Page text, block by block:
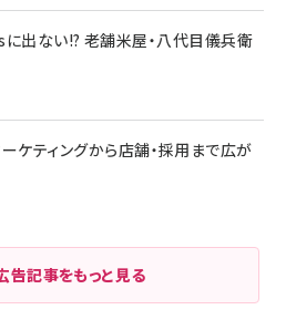
出ない!? 老舗米屋・八代目儀兵衛
ーケティングから店舗・採用まで広が
告記事をもっと見る